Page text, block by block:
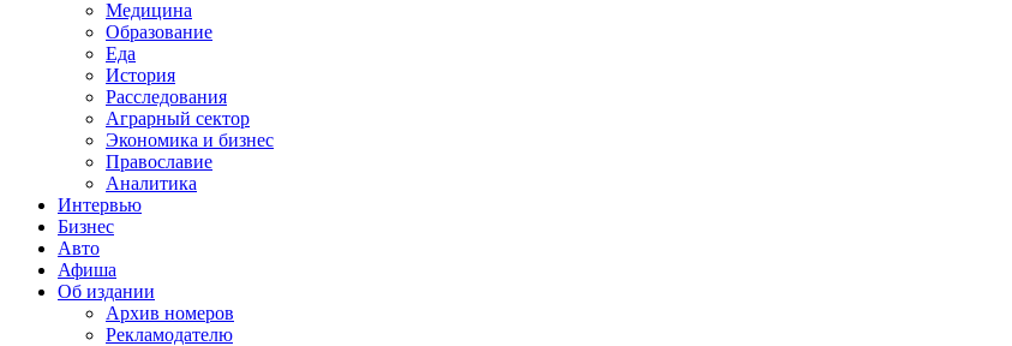
Медицина
Образование
Еда
История
Расследования
Аграрный сектор
Экономика и бизнес
Православие
Аналитика
Интервью
Бизнес
Авто
Афиша
Об издании
Архив номеров
Рекламодателю